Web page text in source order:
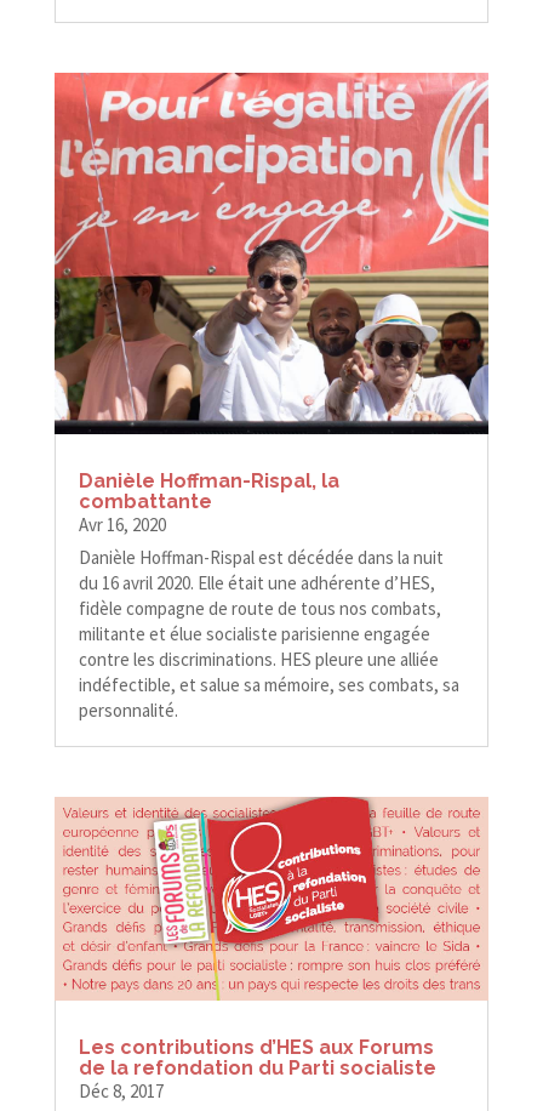
Danièle Hoffman-​​Rispal, la
combattante
Avr 16, 2020
Danièle Hoffman-​​Rispal est décédée dans la nuit
du 16 avril 2020. Elle était une adhérente d’HES,
fidèle compagne de route de tous nos combats,
militante et élue socialiste parisienne engagée
contre les discriminations. HES pleure une alliée
indéfectible, et salue sa mémoire, ses combats, sa
personnalité.
Les contributions d’HES aux Forums
de la refondation du Parti socialiste
Déc 8, 2017